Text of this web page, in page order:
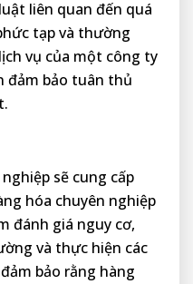
liên quan đến quá
tạp và thường
vụ của một công ty
đảm bảo tuân thủ
sẽ cung cấp
hóa chuyên nghiệp
đánh giá nguy cơ,
và thực hiện các
bảo rằng hàng